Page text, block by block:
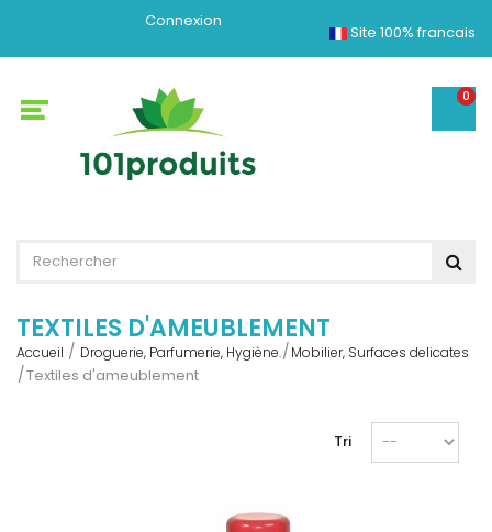
Connexion
Site 100% francais
0
TEXTILES D'AMEUBLEMENT
Accueil Droguerie, Parfumerie, Hygiène. Mobilier, Surfaces delicates
Textiles d'ameublement
Tri